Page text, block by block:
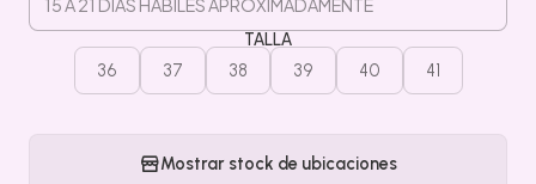
TALLA
36 37 38 39 40 41
Mostrar stock de ubicaciones